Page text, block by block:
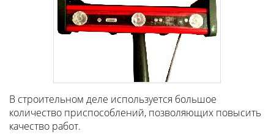
В строительном деле используется большое
количество приспособлений, позволяющих повысить
качество работ.